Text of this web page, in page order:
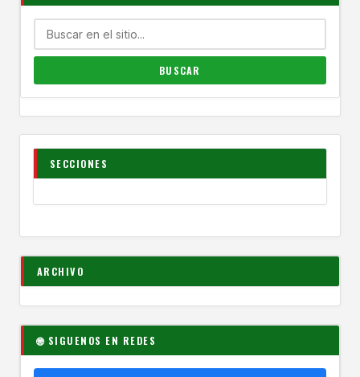
SECCIONES
ARCHIVO
🌐 SIGUENOS EN REDES